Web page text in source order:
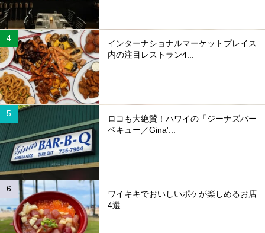
インターナショナルマーケットプレイス
内の注目レストラン4...
ロコも大絶賛！ハワイの「ジーナズバー
ベキュー／Gina'...
ワイキキでおいしいポケが楽しめるお店
4選...